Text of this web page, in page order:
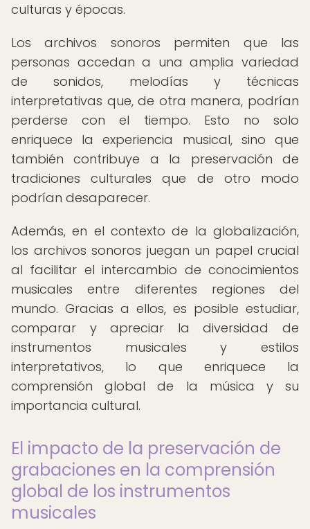
culturas y épocas.
Los archivos sonoros permiten que las
personas accedan a una amplia variedad
de sonidos, melodías y técnicas
interpretativas que, de otra manera, podrían
perderse con el tiempo. Esto no solo
enriquece la experiencia musical, sino que
también contribuye a la preservación de
tradiciones culturales que de otro modo
podrían desaparecer.
Además, en el contexto de la globalización,
los archivos sonoros juegan un papel crucial
al facilitar el intercambio de conocimientos
musicales entre diferentes regiones del
mundo. Gracias a ellos, es posible estudiar,
comparar y apreciar la diversidad de
instrumentos musicales y estilos
interpretativos, lo que enriquece la
comprensión global de la música y su
importancia cultural.
El impacto de la preservación de
grabaciones en la comprensión
global de los instrumentos
musicales